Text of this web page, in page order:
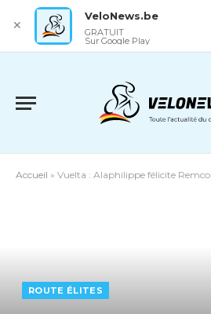
Accueil » Vuelta : Alaphilippe félicite Remco
ROUTE ÉLITES
✕
VeloNews.be
GRATUIT
Sur Google Play